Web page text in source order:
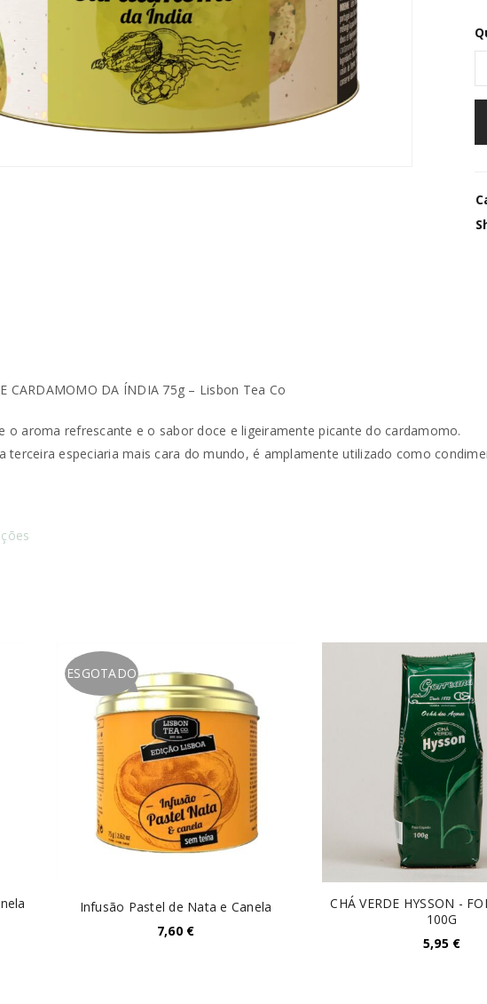
Manter sessão
REGISTAR NOVA CONTA
REGISTAR NOVA CONTA
CARDAMOMO DA ÍNDIA 75g – Lisbon Tea Co
o aroma refrescante e o sabor doce e ligeiramente picante do cardamomo.
terceira especiaria mais cara do mundo, é amplamente utilizado como
ESGOTADO
Infusão Pastel de Nata e Canela
7,60 €
CHÁ VERDE HYSSON -
100G
5,95 €